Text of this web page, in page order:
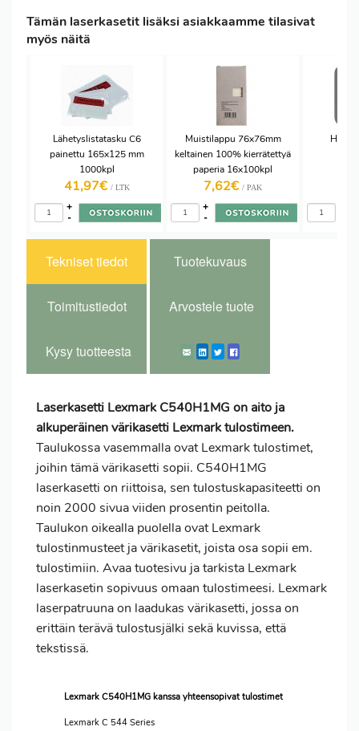
Tämän laserkasetit lisäksi asiakkaamme tilasivat
myös näitä
Lähetyslistatasku C6
painettu 165x125 mm
1000kpl
41,97€ / LTK
-
+
Muistilappu 76x76mm
keltainen 100% kierrätettyä
paperia 16x100kpl
7,62€ / PAK
-
+
Tekniset tiedot Tuotekuvaus
Toimitustiedot Arvostele tuote
Kysy tuotteesta
Laserkasetti Lexmark C540H1MG on aito ja
alkuperäinen värikasetti Lexmark tulostimeen.
Taulukossa vasemmalla ovat Lexmark tulostimet,
joihin tämä värikasetti sopii. C540H1MG
laserkasetti on riittoisa, sen tulostuskapasiteetti on
noin 2000 sivua viiden prosentin peitolla.
Taulukon oikealla puolella ovat Lexmark
tulostinmusteet ja värikasetit, joista osa sopii em.
tulostimiin. Avaa tuotesivu ja tarkista Lexmark
laserkasetin sopivuus omaan tulostimeesi. Lexmark
laserpatruuna on laadukas värikasetti, jossa on
erittäin terävä tulostusjälki sekä kuvissa, että
tekstissä.
Lexmark C540H1MG kanssa yhteensopivat tulostimet
Lexmark C 544 Series